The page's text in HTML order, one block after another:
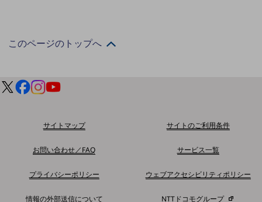
ビジネス向けスマートフォン
データ通信製品
ドコモケータイ
5G対応ホームルーター
通信モジュール製品
衛星携帯電話
このページのトップへ
サイトマップ サイトのご利用条件
お問い合わせ／FAQ サービス一覧
プライバシーポリシー ウェブアクセシビリティポリシー
情報の外部送信について NTTドコモグループ